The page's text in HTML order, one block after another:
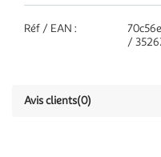
Réf / EAN :
/
Avis clients(0)